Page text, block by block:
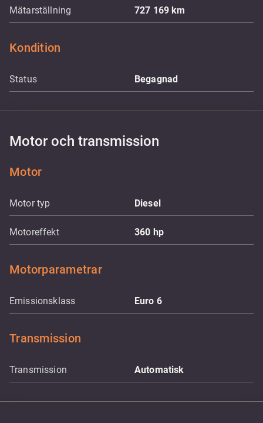
Mätarställning 727 169km
Kondition
Status Begagnad
Motor och transmission
Motor
Motor typ Diesel
Motoreffekt 360 hp
Motorparametrar
Emissionsklass Euro 6
Transmission
Transmission Automatisk